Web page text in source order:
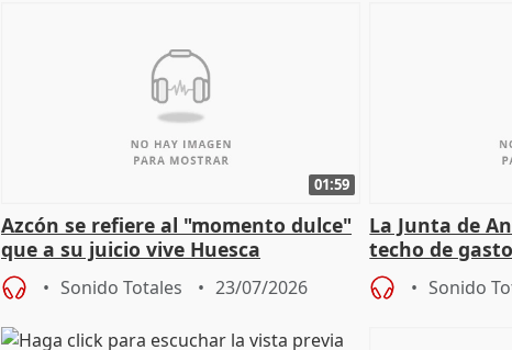
01:59
Azcón se refiere al "momento dulce"
que a su juicio vive Huesca
Sonido Totales 23/07/2026
La Junta de
techo de
Sonido